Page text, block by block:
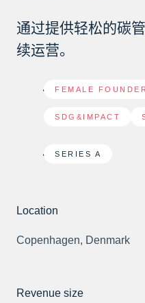
通过提供轻松的碳
续运营。
FEMALE FOUNDER
SDG&IMPACT
SERIES A
Location
Copenhagen, Denmark
Revenue size